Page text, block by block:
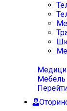
Мебель